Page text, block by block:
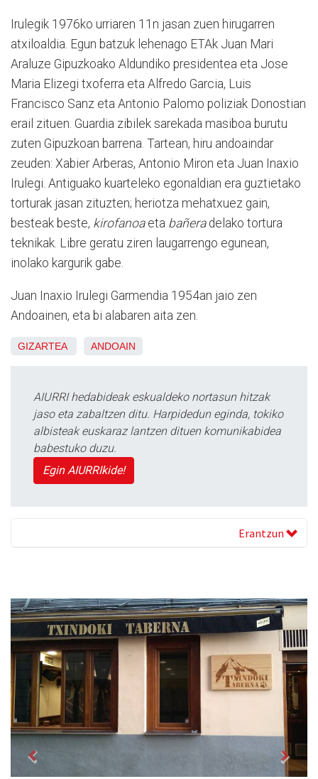
Irulegik 1976ko urriaren 11n jasan zuen hirugarren
atxiloaldia. Egun batzuk lehenago ETAk Juan Mari
Araluze Gipuzkoako Aldundiko presidentea eta Jose
Maria Elizegi txoferra eta Alfredo Garcia, Luis
Francisco Sanz eta Antonio Palomo poliziak Donostian
erail zituen. Guardia zibilek sarekada masiboa burutu
zuten Gipuzkoan barrena. Tartean, hiru andoaindar
zeuden: Xabier Arberas, Antonio Miron eta Juan Inaxio
Irulegi. Antiguako kuarteleko egonaldian era guztietako
torturak jasan zituzten; heriotza mehatxuez gain,
besteak beste, kirofanoaeta bañera delako tortura
teknikak. Libre geratu ziren laugarrengo egunean,
inolako kargurik gabe.
Juan Inaxio Irulegi Garmendia 1954an jaio zen
Andoainen, eta bi alabaren aita zen.
GIZARTEA ANDOAIN
AIURRI hedabideak eskualdeko nortasun hitzak
jaso eta zabaltzen ditu. Harpidedun eginda, tokiko
albisteak euskaraz lantzen dituen komunikabidea
babestuko duzu.
Egin AIURRIkide!
Erantzun
Previous Next